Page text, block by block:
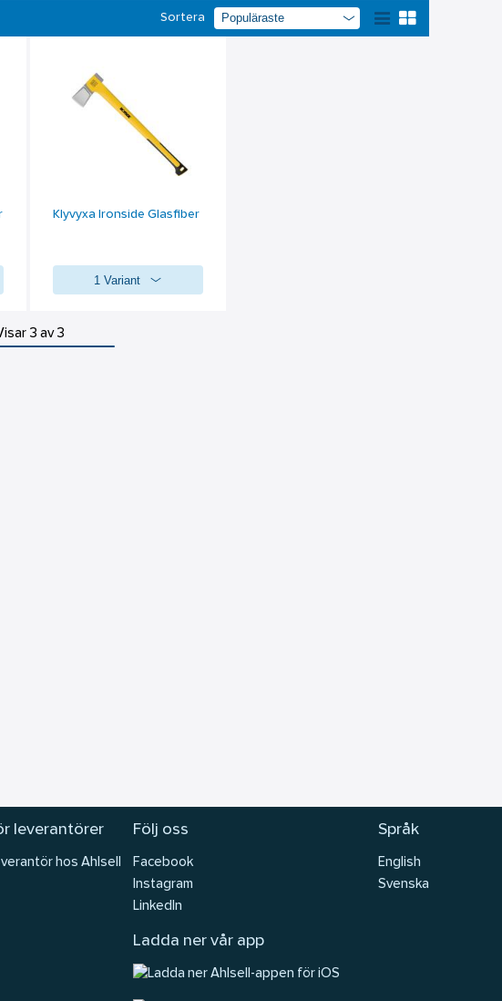
Sortera
Klyvyxa Ironside Glasfiber
1 Variant
3 av 3
leverantörer
hos Ahlsell
Följ oss
Facebook
Instagram
LinkedIn
Ladda ner vår app
Språk
English
Svenska